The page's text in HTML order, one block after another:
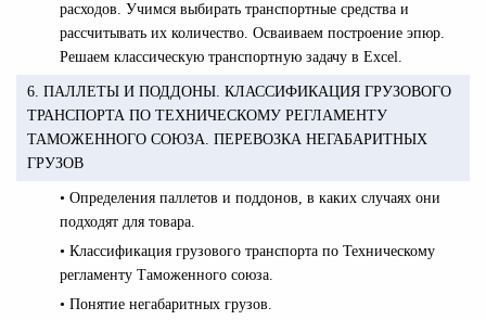
расходов. Учимся выбирать транспортные средства и
рассчитывать их количество. Осваиваем построение эпюр.
Решаем классическую транспортную задачу в Excel.
6. ПАЛЛЕТЫ И ПОДДОНЫ. КЛАССИФИКАЦИЯ ГРУЗОВОГО
ТРАНСПОРТА ПО ТЕХНИЧЕСКОМУ РЕГЛАМЕНТУ
ТАМОЖЕННОГО СОЮЗА. ПЕРЕВОЗКА НЕГАБАРИТНЫХ
ГРУЗОВ
• Определения паллетов и поддонов, в каких случаях они
подходят для товара.
• Классификация грузового транспорта по Техническому
регламенту Таможенного союза.
• Понятие негабаритных грузов.